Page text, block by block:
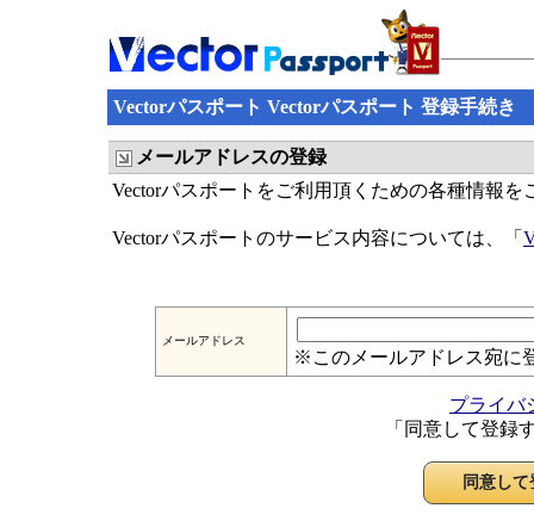
Vectorパスポート Vectorパスポート 登録手続き
メールアドレスの登録
Vectorパスポートをご利用頂くための各種情報を
Vectorパスポートのサービス内容については、「
メールアドレス
※このメールアドレス宛に
プライバ
「同意して登録